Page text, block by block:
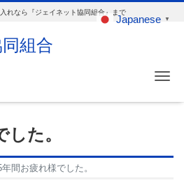
れなら『ジェイネット協同組合』まで
組合
た。
年間お疲れ様でした。
Japanese ▼